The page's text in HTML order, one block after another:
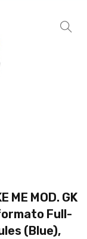
ME MOD. GK
Full-
(Blue),